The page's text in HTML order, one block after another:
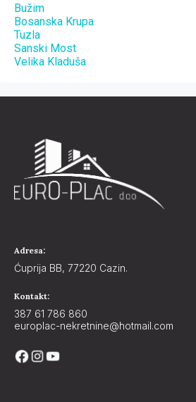
Bužim
Bosanska Krupa
Tuzla
Sanski Most
Velika Kladuša
Adresa:
Ćuprija BB, 77220 Cazin.
Kontakt:
387 61 786 860
europlac-nekretnine@hotmail.com